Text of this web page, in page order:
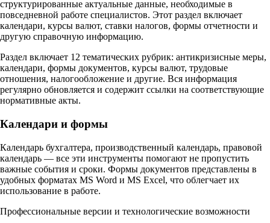
структурированные актуальные данные, необходимые в
повседневной работе специалистов. Этот раздел включает
календари, курсы валют, ставки налогов, формы отчетности и
другую справочную информацию.​
Раздел включает 12 тематических рубрик: антикризисные меры,
календари, формы документов, курсы валют, трудовые
отношения, налогообложение и другие. Вся информация
регулярно обновляется и содержит ссылки на соответствующие
нормативные акты.​
Календари и формы
Календарь бухгалтера, производственный календарь, правовой
календарь — все эти инструменты помогают не пропустить
важные события и сроки. Формы документов представлены в
удобных форматах MS Word и MS Excel, что облегчает их
использование в работе.​
Профессиональные версии и технологические возможности